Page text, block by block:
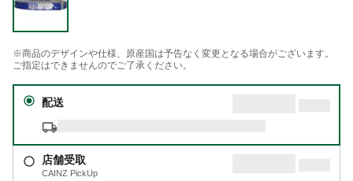
※商品のデザインや仕様、原産国は予告なく変更となる場合がございます。
ご指定はできませんのでご了承ください。
配送
店舗受取
CAINZ PickUp